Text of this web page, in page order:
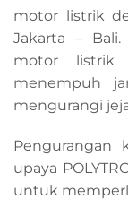
motor listrik
Jakarta –
motor listrik
menempuh
mengurangi
Pengurangan
upaya
untuk